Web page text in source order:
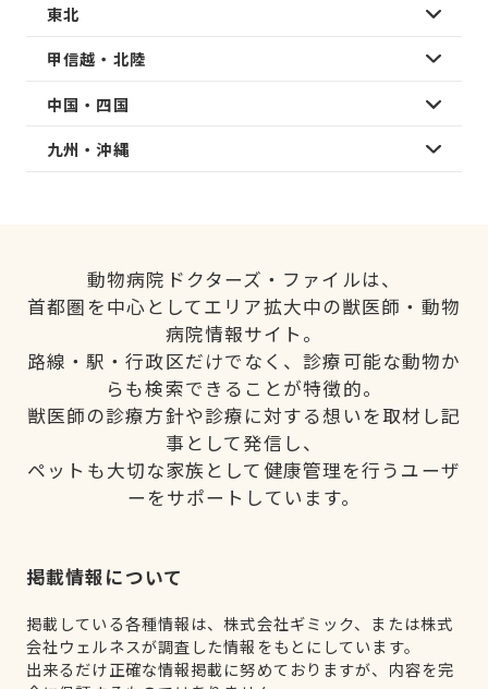
東北
甲信越・北陸
中国・四国
九州・沖縄
動物病院ドクターズ・ファイルは、
首都圏を中心としてエリア拡大中の獣医師・動物
病院情報サイト。
路線・駅・行政区だけでなく、診療可能な動物か
らも検索できることが特徴的。
獣医師の診療方針や診療に対する想いを取材し記
事として発信し、
ペットも大切な家族として健康管理を行うユーザ
ーをサポートしています。
掲載情報について
掲載している各種情報は、株式会社ギミック、または株式
会社ウェルネスが調査した情報をもとにしています。
出来るだけ正確な情報掲載に努めておりますが、内容を完